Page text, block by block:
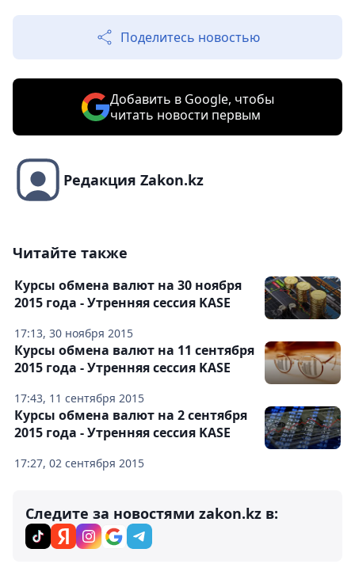
Поделитесь новостью
Добавить в Google, чтобы
читать новости первым
Редакция Zakon.kz
Читайте также
17:13, 30 ноября 2015
Курсы обмена валют на 30 ноября
2015 года - Утренняя сессия KASE
17:43, 11 сентября 2015
Курсы обмена валют на 11 сентября
2015 года - Утренняя сессия KASE
17:27, 02 сентября 2015
Курсы обмена валют на 2 сентября
2015 года - Утренняя сессия KASE
Следите за новостями zakon.kz в: